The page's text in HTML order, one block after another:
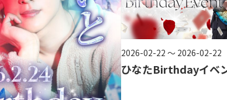
2026-02-22 ～ 2026-02-22
ひなたBirthdayイベ